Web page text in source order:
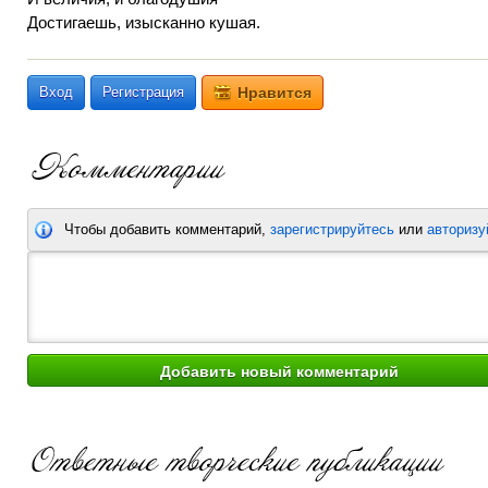
Достигаешь, изысканно кушая.
Вход Регистрация Нравится
Чтобы добавить комментарий, зарегистрируйтесь или